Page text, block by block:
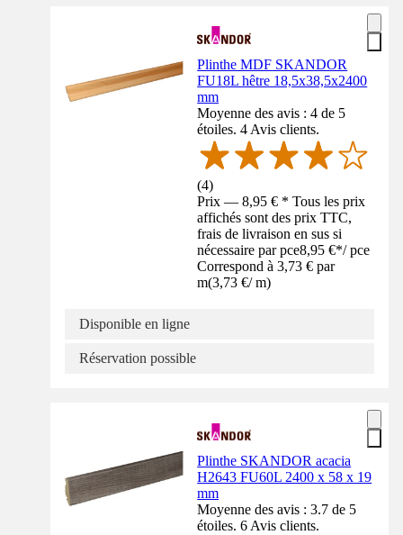
Plinthe MDF SKANDOR
FU18L hêtre 18,5x38,5x2400
mm
Moyenne des avis : 4 de 5
étoiles. 4 Avis clients.
(4)
Prix — 8,95 € * Tous les prix
affichés sont des prix TTC,
frais de livraison en sus si
nécessaire par pce8,95 €*/ pce
Correspond à 3,73 € par
m(3,73 €/ m)
Disponible en ligne
Réservation possible
Plinthe SKANDOR acacia
H2643 FU60L 2400 x 58 x 19
mm
Moyenne des avis : 3.7 de 5
étoiles. 6 Avis clients.